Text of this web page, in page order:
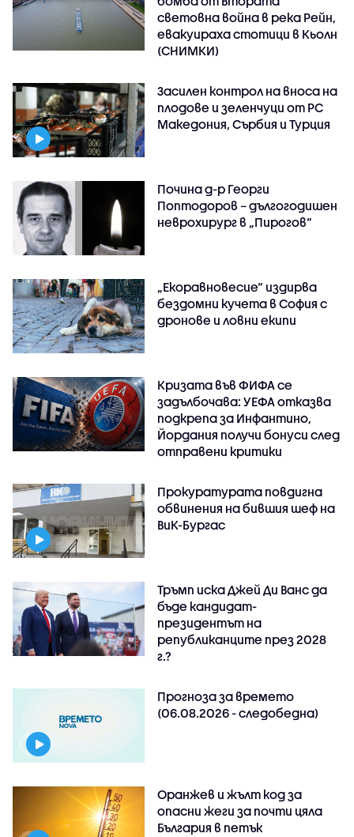
световна война в река Рейн,
евакуираха стотици в Кьолн
(СНИМКИ)
Засилен контрол на вноса на
плодове и зеленчуци от РС
Македония, Сърбия и Турция
Почина д-р Георги
Поптодоров – дългогодишен
неврохирург в „Пирогов“
„Екоравновесие“ издирва
бездомни кучета в София с
дронове и ловни екипи
Кризата във ФИФА се
задълбочава: УЕФА отказва
подкрепа за Инфантино,
Йордания получи бонуси след
отправени критики
Прокуратурата повдигна
обвинения на бившия шеф на
ВиК-Бургас
Тръмп иска Джей Ди Ванс да
бъде кандидат-
президентът на
републиканците през 2028
г.?
Прогноза за времето
(06.08.2026 - следобедна)
Оранжев и жълт код за
опасни жеги за почти цяла
България в петък